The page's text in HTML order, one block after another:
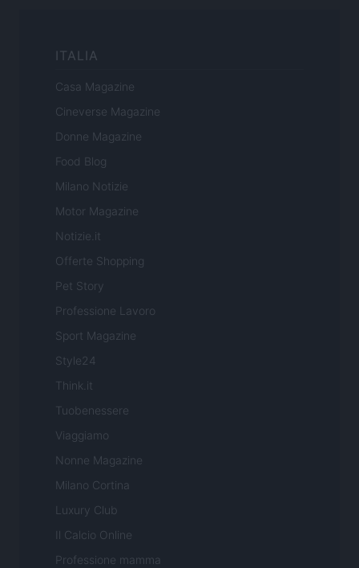
ITALIA
Casa Magazine
Cineverse Magazine
Donne Magazine
Food Blog
Milano Notizie
Motor Magazine
Notizie.it
Offerte Shopping
Pet Story
Professione Lavoro
Sport Magazine
Style24
Think.it
Tuobenessere
Viaggiamo
Nonne Magazine
Milano Cortina
Luxury Club
Il Calcio Online
Professione mamma